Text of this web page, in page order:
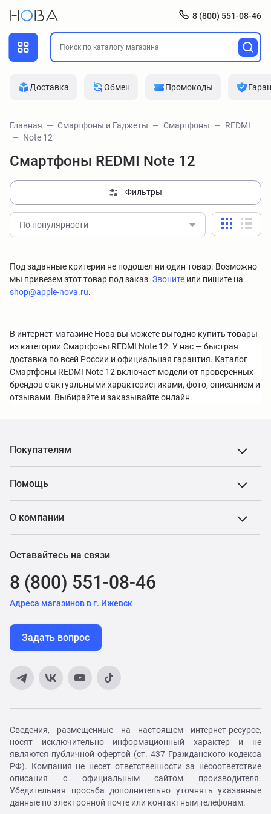
8 (800) 551-08-46
Доставка Обмен Промокоды
Главная Смартфоны и Гаджеты Смартфоны
REDMI
Note 12
Смартфоны REDMI Note 12
Фильтры
По популярности
Под заданные критерии не подошел ни один товар. Возможно
мы привезем этот товар под заказ. Звоните или пишите на
shop@apple-nova.ru.
В интернет-магазине Нова вы можете выгодно купить товары
из категории Смартфоны REDMI Note 12. У нас — быстрая
доставка по всей России и официальная гарантия. Каталог
Смартфоны REDMI Note 12 включает модели от проверенных
брендов с актуальными характеристиками, фото, описанием и
отзывами. Выбирайте и заказывайте онлайн.
Покупателям
Помощь
О компании
Оставайтесь на связи
8 (800) 551-08-46
Адреса магазинов в г. Ижевск
Задать вопрос
Сведения, размещенные на настоящем интернет-ресурсе,
носят исключительно информационный характер и не
являются публичной офертой (ст. 437 Гражданского кодекса
РФ). Компания не несет ответственности за несоответствие
описания с официальным сайтом производителя.
Убедительная просьба дополнительно уточнять указанные
данные по электронной почте или контактным телефонам.